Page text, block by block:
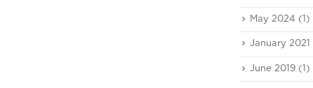
May 2024 (1)
January 2021
June 2019 (1)